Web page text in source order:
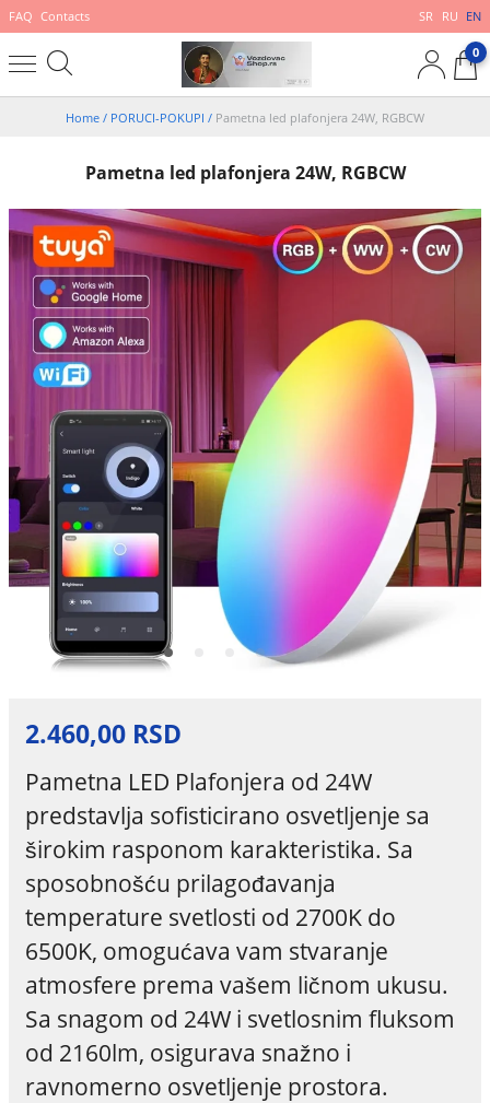
FAQ Contacts SR RU EN
0
Home / PORUCI-POKUPI / Pametna led plafonjera 24W, RGBCW
Pametna led plafonjera 24W, RGBCW
2.460,00 RSD
Pametna LED Plafonjera od 24W
predstavlja sofisticirano osvetljenje sa
širokim rasponom karakteristika. Sa
sposobnošću prilagođavanja
temperature svetlosti od 2700K do
6500K, omogućava vam stvaranje
atmosfere prema vašem ličnom ukusu.
Sa snagom od 24W i svetlosnim fluksom
od 2160lm, osigurava snažno i
ravnomerno osvetljenje prostora.